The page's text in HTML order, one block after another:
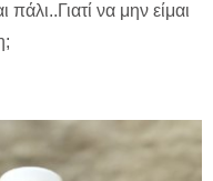
να μην είμαι